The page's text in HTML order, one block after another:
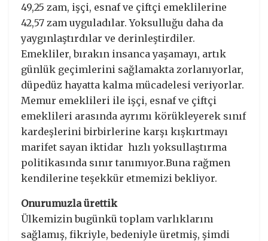
49,25 zam, işçi, esnaf ve çiftçi emeklilerine
42,57 zam uyguladılar. Yoksulluğu daha da
yaygınlaştırdılar ve derinleştirdiler.
Emekliler, bırakın insanca yaşamayı, artık
günlük geçimlerini sağlamakta zorlanıyorlar,
düpedüz hayatta kalma mücadelesi veriyorlar.
Memur emeklileri ile işçi, esnaf ve çiftçi
emeklileri arasında ayrımı körükleyerek sınıf
kardeşlerini birbirlerine karşı kışkırtmayı
marifet sayan iktidar hızlı yoksullaştırma
politikasında sınır tanımıyor.Buna rağmen
kendilerine teşekkür etmemizi bekliyor.
Onurumuzla ürettik
Ülkemizin bugünkü toplam varlıklarını
sağlamış, fikriyle, bedeniyle üretmiş, şimdi